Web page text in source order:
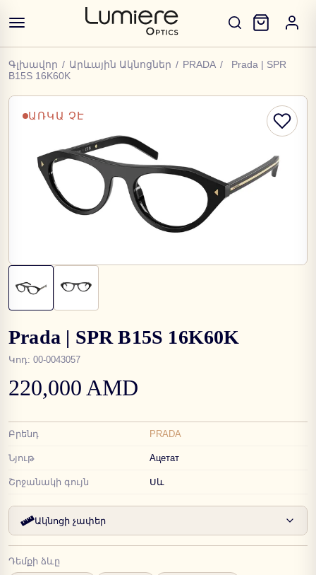
Գլխավոր / Արևային Ակնոցներ / PRADA /
Prada | SPR
B15S 16K60K
ԱՌԿԱ ՉԷ
Prada | SPR B15S 16K60K
Կոդ: 00-0043057
220,000 AMD
Բրենդ PRADA
Նյութ Ацетат
Շրջանակի գույն Սև
Ակնոցի չափեր
Դեմքի ձևը